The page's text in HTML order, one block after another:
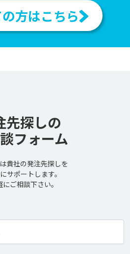
方はこちら
先探しの
フォーム
貴社の発注先探しを
サポートします。
にご相談下さい。